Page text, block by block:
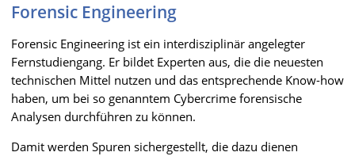
Forensic Engineering
Forensic Engineering ist ein interdisziplinär angelegter
Fernstudiengang. Er bildet Experten aus, die die neuesten
technischen Mittel nutzen und das entsprechende Know-how
haben, um bei so genanntem Cybercrime forensische
Analysen durchführen zu können.
Damit werden Spuren sichergestellt, die dazu dienen